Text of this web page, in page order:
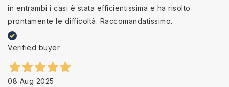
in entrambi i casi è stata efficientissima e ha risolto
prontamente le difficoltà. Raccomandatissimo.
Verified buyer
08 Aug 2025